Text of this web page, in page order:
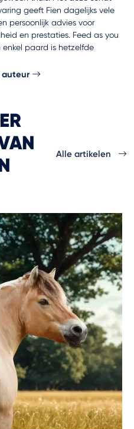
geeft Fien dagelijks vele
persoonlijk advies voor
en prestaties. Feed as you
paard is hetzelfde
auteur
Alle artikelen